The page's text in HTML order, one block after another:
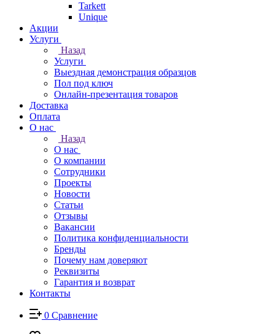
Tarkett
Unique
Акции
Услуги
Назад
Услуги
Выездная демонстрация образцов
Пол под ключ
Онлайн-презентация товаров
Доставка
Оплата
О нас
Назад
О нас
О компании
Сотрудники
Проекты
Новости
Статьи
Отзывы
Вакансии
Политика конфиденциальности
Бренды
Почему нам доверяют
Реквизиты
Гарантия и возврат
Контакты
0 Сравнение